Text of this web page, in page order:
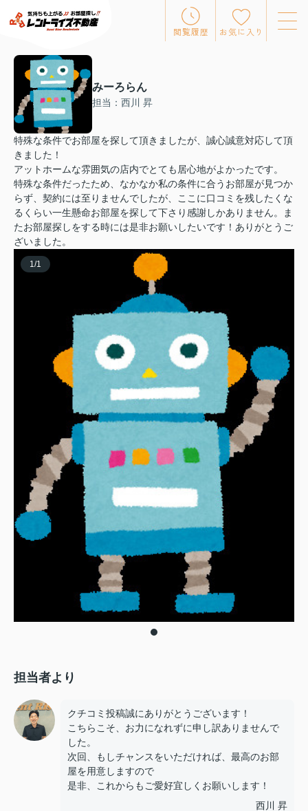
閲覧履歴 お気に入り
みーろらん
担当：西川 昇
特殊な条件でお部屋を探して頂きましたが、誠心誠意対応して頂
きました！
アットホームな雰囲気の店内でとても居心地がよかったです。
特殊な条件だったため、なかなか私の条件に合うお部屋が見つか
らず、契約には至りませんでしたが、ここに口コミを残したくな
るくらい一生懸命お部屋を探して下さり感謝しかありません。ま
たお部屋探しをする時には是非お願いしたいです！ありがとうご
ざいました。
1 /1
担当者より
クチコミ投稿誠にありがとうございます！
こちらこそ、お力になれずに申し訳ありませんで
した。
次回、もしチャンスをいただければ、最高のお部
屋を用意しますので
是非、これからもご愛好宜しくお願いします！
西川 昇